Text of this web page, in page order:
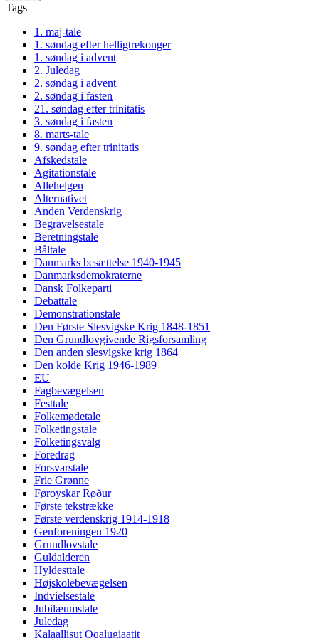
Tags
1. maj-tale
1. søndag efter helligtrekonger
1. søndag i advent
2. Juledag
2. søndag i advent
2. søndag i fasten
21. søndag efter trinitatis
3. søndag i fasten
8. marts-tale
9. søndag efter trinitatis
Afskedstale
Agitationstale
Allehelgen
Alternativet
Anden Verdenskrig
Begravelsestale
Beretningstale
Båltale
Danmarks besættelse 1940-1945
Danmarksdemokraterne
Dansk Folkeparti
Debattale
Demonstrationstale
Den Første Slesvigske Krig 1848-1851
Den Grundlovgivende Rigsforsamling
Den anden slesvigske krig 1864
Den kolde Krig 1946-1989
EU
Fagbevægelsen
Festtale
Folkemødetale
Folketingstale
Folketingsvalg
Foredrag
Forsvarstale
Frie Grønne
Føroyskar Røður
Første tekstrække
Første verdenskrig 1914-1918
Genforeningen 1920
Grundlovstale
Guldalderen
Hyldesttale
Højskolebevægelsen
Indvielsestale
Jubilæumstale
Juledag
Kalaallisut Oqalugiaatit